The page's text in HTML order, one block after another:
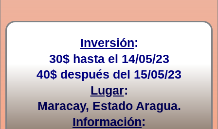
Inversión:
30$ hasta el 14/05/23
40$ después del 15/05/23
Lugar:
Maracay, Estado Aragua.
Información: